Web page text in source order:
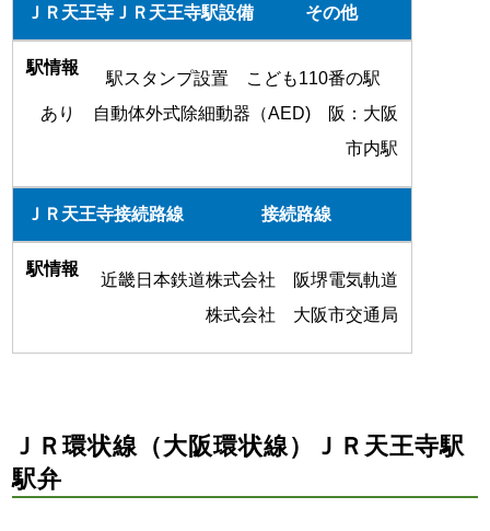
その他
駅スタンプ設置 こども110番の駅
あり 自動体外式除細動器（AED) 阪：大阪
市内駅
接続路線
近畿日本鉄道株式会社 阪堺電気軌道
株式会社 大阪市交通局
ＪＲ環状線（大阪環状線）ＪＲ天王寺駅
駅弁